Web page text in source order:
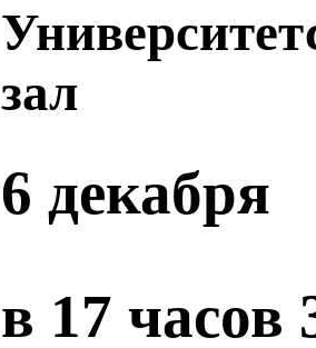
зал
6 декабря
в 17 часов